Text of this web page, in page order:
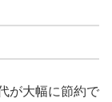
が大幅に節約で